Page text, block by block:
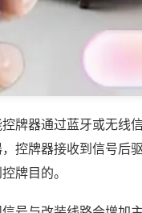
牌器通过蓝牙或无线
控牌器接收到信号后
牌目的。